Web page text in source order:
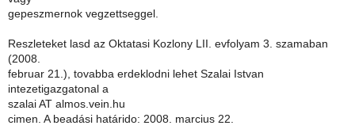
gepeszmernok vegzettseggel.
Reszleteket lasd az Oktatasi Kozlony LII. evfolyam 3. szamaban
(2008.
februar 21.), tovabba erdeklodni lehet Szalai Istvan
intezetigazgatonal a
szalai AT almos.vein.hu
cimen. A beadási határido: 2008. marcius 22.